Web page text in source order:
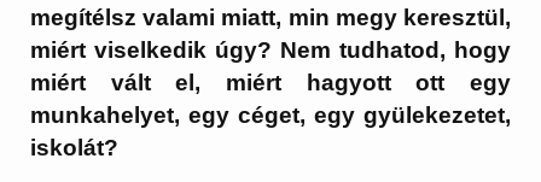
megítélsz valami miatt, min megy keresztül,
miért viselkedik úgy? Nem tudhatod, hogy
miért vált el, miért hagyott ott egy
munkahelyet, egy céget, egy gyülekezetet,
iskolát?